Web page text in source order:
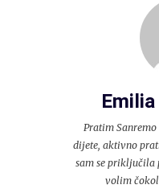
Pratim
dijete, aktivno
sam se priključila
volim